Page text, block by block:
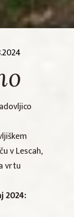
v Lescah,
vrtu
2024: